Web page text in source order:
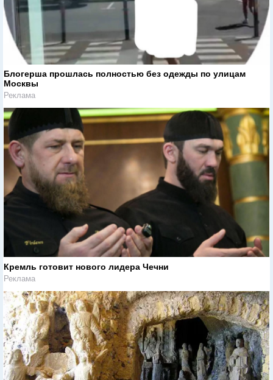
Блогерша прошлась полностью без одежды по улицам
Москвы
Реклама
Кремль готовит нового лидера Чечни
Реклама